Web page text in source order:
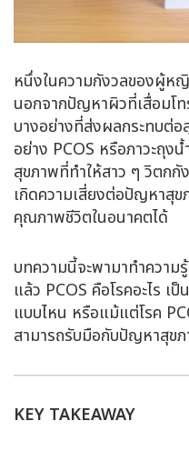
หนึ่งในความกังวลของผู้ห
นอกจากปัญหาผิวที่เสื่อมโ
บางอย่างที่ส่งผลกระทบต่อ
อย่าง PCOS หรือภาวะถุงน้
สุขภาพที่ทำให้สาว ๆ วิตกกั
เกิดความเสี่ยงต่อปัญหาสุ
คุณภาพชีวิตในอนาคตได้
บทความนี้จะพามาทำความ
แล้ว PCOS คือโรคอะไร เ
แบบไหน หรือแม้แต่โรค
สามารถรับมือกับปัญหาสุข
KEY TAKEAWAY